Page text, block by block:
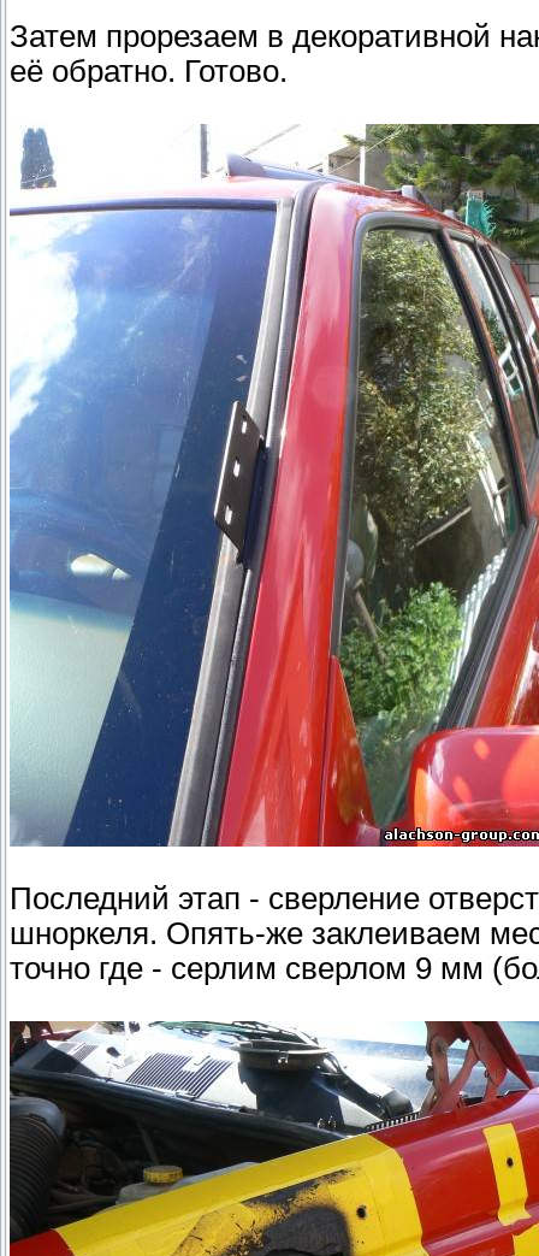
Затем прорезаем в декоративной
её обратно. Готово.
Последний этап - сверление
шноркеля. Опять-же заклеиваем
точно где - серлим сверлом 9 мм